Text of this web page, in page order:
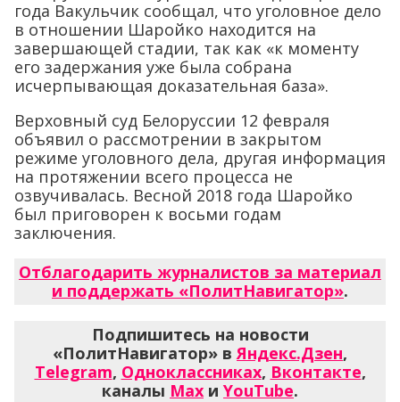
года Вакульчик сообщал, что уголовное дело
в отношении Шаройко находится на
завершающей стадии, так как «к моменту
его задержания уже была собрана
исчерпывающая доказательная база».
Верховный суд Белоруссии 12 февраля
объявил о рассмотрении в закрытом
режиме уголовного дела, другая информация
на протяжении всего процесса не
озвучивалась. Весной 2018 года Шаройко
был приговорен к восьми годам
заключения.
Отблагодарить журналистов за материал
и поддержать «ПолитНавигатор».
Подпишитесь на новости
«ПолитНавигатор» вЯндекс.Дзен,
Telegram, Одноклассниках, Вконтакте,
каналы Max и YouTube.